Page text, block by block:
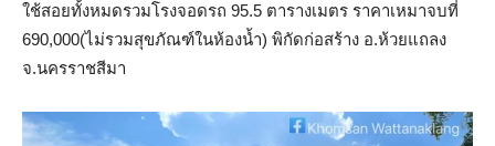
ใช้สอยทั้งหมดรวมโรงจอดรถ 95.5 ตารางเมตร ราคาเหมาจบที่
690,000(ไม่รวมสุขภัณฑ์ในห้องน้ำ) พิกัดก่อสร้าง อ.ห้วยแถลง
จ.นครราชสีมา